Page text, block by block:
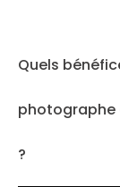
Quels
photographe
?